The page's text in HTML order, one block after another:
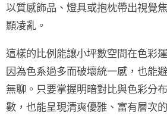
以質感飾品、燈具或抱枕帶出視覺
顯凌亂。
這樣的比例能讓小坪數空間在色彩
因為色系過多而破壞統一感，也能
無聊。只要掌握明暗對比與色彩分
數，也能呈現清爽優雅、富有層次